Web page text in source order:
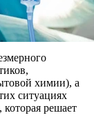
химии), а
ситуациях
которая решает